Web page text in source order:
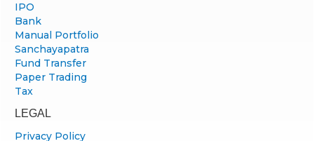
IPO
Bank
Manual Portfolio
Sanchayapatra
Fund Transfer
Paper Trading
Tax
LEGAL
Privacy Policy